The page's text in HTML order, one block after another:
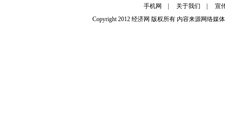
手机网 关于我们 |宣
Copyright 2012经济网 版权所有 内容来源网络媒